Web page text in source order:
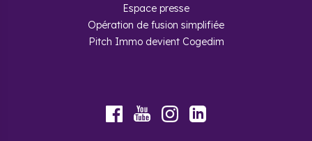
Espace presse
Opération de fusion simplifiée
Pitch Immo devient Cogedim
FacebookYoutubeInstagram